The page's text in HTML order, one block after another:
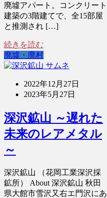
廃墟アパート。コンクリート
建築の3階建てで、全15部屋
と推測され […]
続きを読む
廃墟・廃村
2022年12月27日
2023年5月27日
深沢鉱山 ～遅れた
未来のレアメタル
～
深沢鉱山 （花岡工業深沢採
鉱所） About 深沢鉱山 秋田
県大館市雪沢又右エ門沢にあ